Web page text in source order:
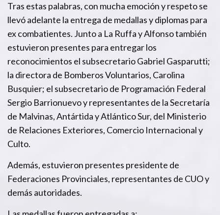
Tras estas palabras, con mucha emoción y respeto se
llevó adelante la entrega de medallas y diplomas para
ex combatientes. Junto a La Ruffa y Alfonso también
estuvieron presentes para entregar los
reconocimientos el subsecretario Gabriel Gasparutti;
la directora de Bomberos Voluntarios, Carolina
Busquier; el subsecretario de Programación Federal
Sergio Barrionuevo y representantes de la Secretaría
de Malvinas, Antártida y Atlántico Sur, del Ministerio
de Relaciones Exteriores, Comercio Internacional y
Culto.
Además, estuvieron presentes presidente de
Federaciones Provinciales, representantes de CUO y
demás autoridades.